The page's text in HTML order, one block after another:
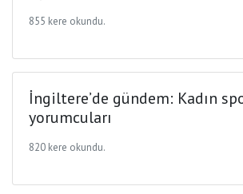
855 kere okundu.
İngiltere’de gündem: Kadın
yorumcuları
820 kere okundu.